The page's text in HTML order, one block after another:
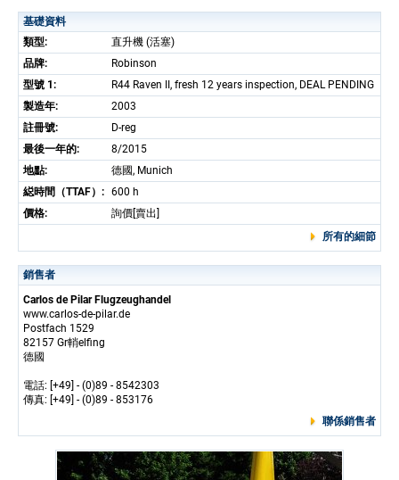
基礎資料
類型:
直升機 (活塞)
品牌:
Robinson
型號 1:
R44 Raven II, fresh 12 years inspection, DEAL PENDING
製造年:
2003
註冊號:
D-reg
最後一年的:
8/2015
地點:
德國, Munich
縂時間（TTAF）: 600 h
價格:
詢價[賣出]
所有的細節
銷售者
Carlos de Pilar Flugzeughandel
www.carlos-de-pilar.de
Postfach 1529
82157 Gr輎elfing
德國
電話: [+49] - (0)89 - 8542303
傳真: [+49] - (0)89 - 853176
聯係銷售者